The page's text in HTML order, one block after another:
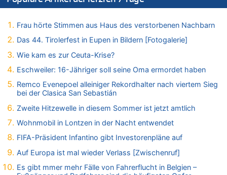
Warum die Waldbrände in Frankreich und Spanien Rekorde
05.08.2026 - 19:21 von Hugo Egon Bernhard von Sinnen zu
Mehrere Menschen in Londons City niedergestochen
05.08.2026 - 19:17 von Pierre zu
Zweite Hitzewelle in diesem Sommer ist jetzt amtlich
Wasserstand des Rheins in NRW so niedrig wie noch nie
05.08.2026 - 19:11 von Carine zu
Wie kam es zur Ceuta-Krise?
05.08.2026 - 19:09 von Carine zu
Frau hörte Stimmen aus Haus des verstorbenen Nachbarn
Das 44. Tirolerfest in Eupen in Bildern [Fotogalerie]
Wie kam es zur Ceuta-Krise?
Eschweiler: 16-Jähriger soll seine Oma ermordet haben
Remco Evenepoel alleiniger Rekordhalter nach viertem Sieg
bei der Clasica San Sebastián
Zweite Hitzewelle in diesem Sommer ist jetzt amtlich
Wohnmobil in Lontzen in der Nacht entwendet
FIFA-Präsident Infantino gibt Investorenpläne auf
Auf Europa ist mal wieder Verlass [Zwischenruf]
Es gibt mmer mehr Fälle von Fahrerflucht in Belgien –